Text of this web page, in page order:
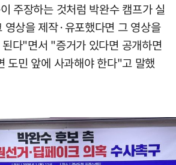
주장하는 것처럼 박완수 캠프가 실
영상을 제작·유포했다면 그 영상을
다"면서 "증거가 있다면 공개하면
도민 앞에 사과해야 한다"고 말했